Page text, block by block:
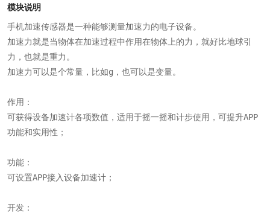
模块说明
手机加速传感器是一种能够测量加速力的电子设备。
加速力就是当物体在加速过程中作用在物体上的力，就好比地球引
力，也就是重力。
加速力可以是个常量，比如g，也可以是变量。
作用：
可获得设备加速计各项数值，适用于摇一摇和计步使用，可提升APP
功能和实用性；
功能：
可设置APP接入设备加速计；
开发：